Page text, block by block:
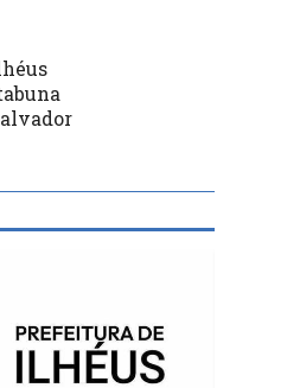
em